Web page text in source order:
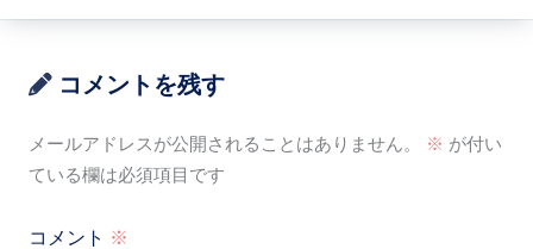
コメントを残す
メールアドレスが公開されることはありません。 ※ が付い
ている欄は必須項目です
コメント ※